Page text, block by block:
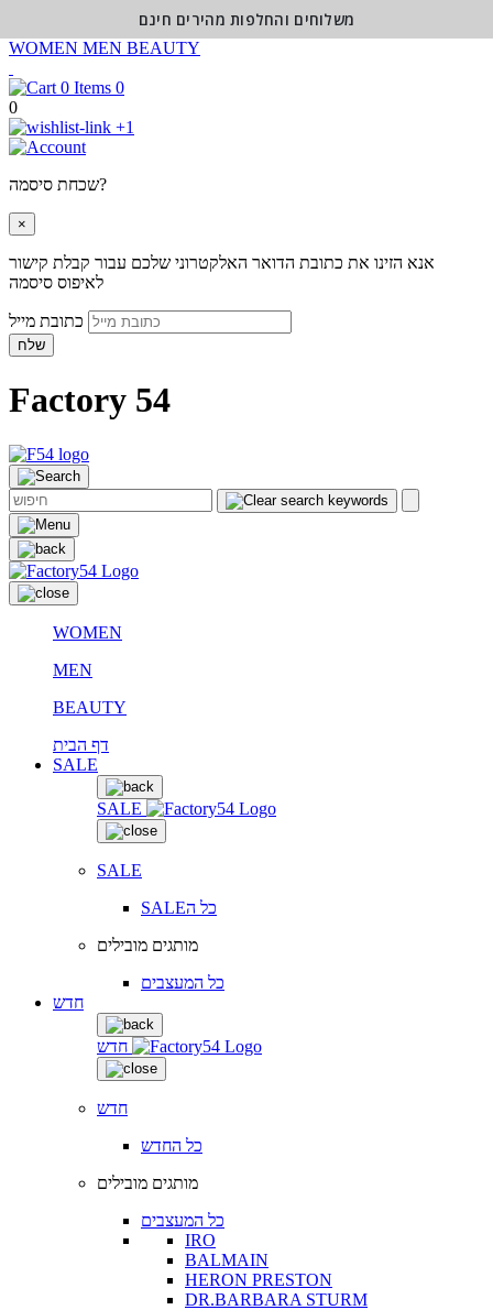
WOMEN MEN BEAUTY
0
0
+1
שכחת סיסמה?
×
אנא הזינו את כתובת הדואר האלקטרוני שלכם עבור קבלת קישור
לאיפוס סיסמה
שלח
Factory 54
WOMEN
MEN
BEAUTY
דף הבית
SALE
SALE
SALE
SALEכל ה
מותגים מובילים
כל המעצבים
חדש
חדש
חדש
כל החדש
מותגים מובילים
כל המעצבים
IRO
BALMAIN
HERON PRESTON
DR.BARBARA STURM
משלוחים והחלפות מהירים חינם